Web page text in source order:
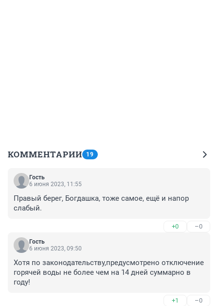
КОММЕНТАРИИ 19
Гость
6 июня 2023, 11:55
Правый берег, Богдашка, тоже самое, ещё и напор
слабый.
+0 –0
Гость
6 июня 2023, 09:50
Хотя по законодательству,предусмотрено отключение
горячей воды не более чем на 14 дней суммарно в
году!
+1 –0